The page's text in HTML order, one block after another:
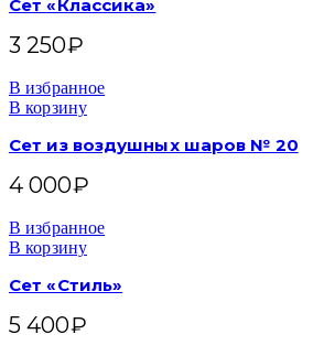
Сет «Классика»
3 250₽
В избранное
В корзину
Сет из воздушных шаров № 20
4 000₽
В избранное
В корзину
Сет «Стиль»
5 400₽